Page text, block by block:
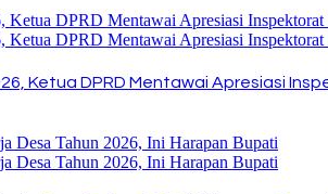
Ketua DPRD Mentawai Apresiasi